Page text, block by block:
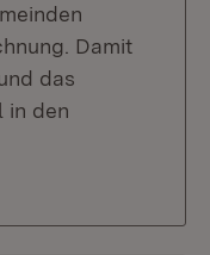
Damit
das
in den